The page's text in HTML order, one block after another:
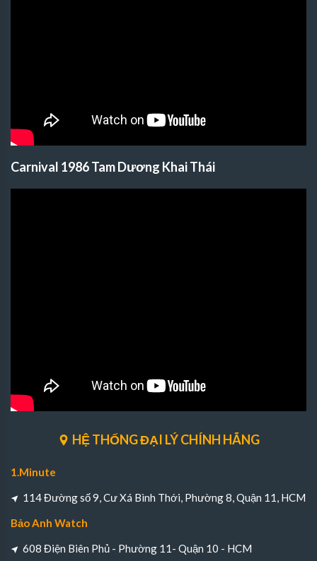
Carnival 1986 Tam Dương Khai Thái
HỆ THỐNG ĐẠI LÝ CHÍNH HÃNG
1.Minute
114 Đường số 9, Cư Xá Bình Thới, Phường 8, Quận 11, HCM
Bảo Anh Watch
608 Điện Biên Phủ - Phường 11- Quận 10 - HCM